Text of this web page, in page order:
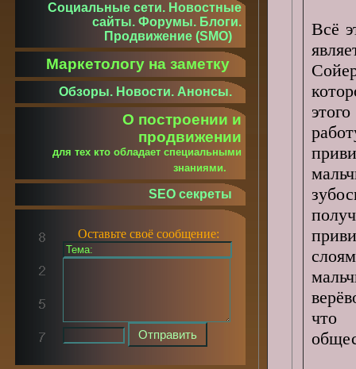
Всё
что
Социальные сети. Новостные
сайты. Форумы. Блоги.
Продвижение (SMO)
Маркетологу на заметку
Обзоры. Новости. Анонсы.
О построении и
продвижении
для тех кто обладает специальными
знаниями.
SEO секреты
Оставьте своё сообщение: